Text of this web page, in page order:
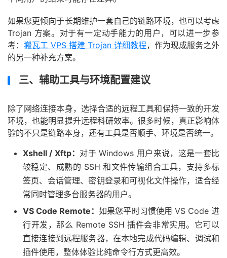
如果您更倾向于长期维护一套自己的链路环境，也可以考虑
Trojan 方案。对于有一定动手能力的用户，可以进一步参
考： 搬瓦工 VPS 搭建 Trojan 详细教程，作为现成服务之外
的另一种补充方案。
三、辅助工具与环境配置建议
除了网络连接本身，选择合适的远程工具和保持一致的开发
环境，也能明显提升远程科研效率。很多时候，真正影响体
验的不只是链路本身，还有工具是否顺手、环境是否统一。
Xshell / Xftp： 对于 Windows 用户来说，这是一套比
较稳定、成熟的 SSH 和文件传输组合工具，支持多标
签页、会话管理、密钥登录和可视化文件操作，适合经
常同时管理多台服务器的用户。
VS Code Remote：如果您平时习惯使用 VS Code 进
行开发，那么 Remote SSH 插件会非常实用。它可以
直接连接到远程服务器，在本地完成代码编辑、调试和
插件使用，整体体验比纯命令行方式更高效。